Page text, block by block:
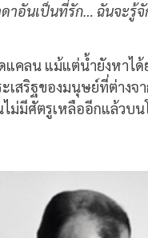
ดาอันเป็นที่รัก… ฉันจะรู้
แคลน แม้แต่น้ำยังหาได้
เสริฐของมนุษย์ที่ต่างจ
ไม่มีศัตรูเหลืออีกแล้วบ